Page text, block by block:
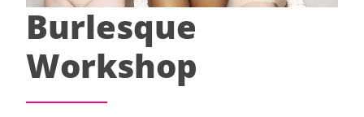
Burlesque
Workshop